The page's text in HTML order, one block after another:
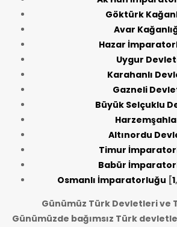
Göktürk
Avar
Hazar
Uygur
Karahanlı
Gazneli
Büyük Selçuklu
Altınordu
Timur
Babür
Osmanlı İmparatorluğu [1,
Günümüz Türk Devletleri ve
Günümüzde bağımsız Türk